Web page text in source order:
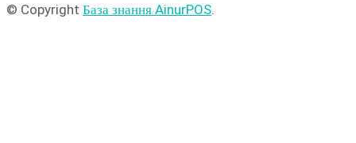
© Copyright База знання AinurPOS